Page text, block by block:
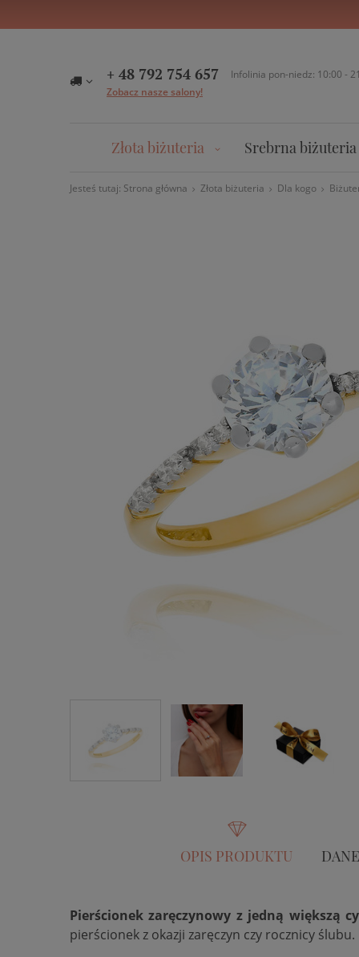
+ 48 792 754 657
Infolinia pon-niedz: 10:00 -
Zobacz nasze salony!
Złota biżuteria Srebrna biżuteria
Jesteś tutaj: Strona główna Złota biżuteria Dla kogo
OPIS PRODUKTU
Pierścionek zaręczynowy z jedną większą
pierścionek z okazji zaręczyn czy rocznicy